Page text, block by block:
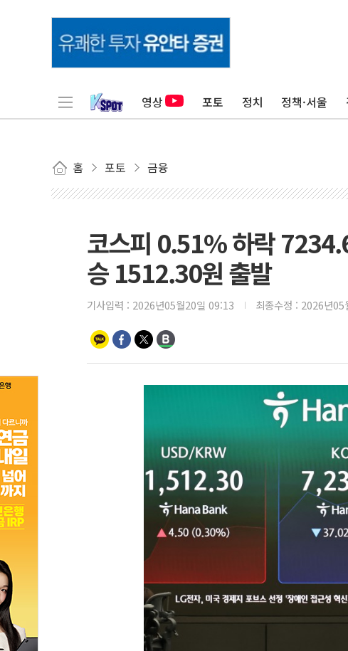
영상 포토 정치 정책·서울
홈 포토 금융
코스피 0.51% 하락
승 1512.30원 출발
기사입력 : 2026년05월20일 09:13 최종수정 : 2026년05